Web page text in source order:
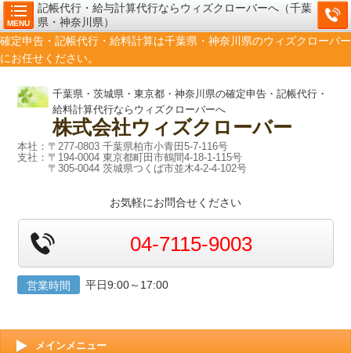
MENU
記帳代行・給与計算代行ならウィズクローバーへ（千葉
県・神奈川県）
確定申告・記帳代行・給料計算は千葉県・神奈川県のウィズクローバー
にお任せください。
千葉県・茨城県・東京都・神奈川県の確定申告・記帳代行・
給料計算代行ならウィズクローバーへ
株式会社ウィズクローバー
本社：〒277-0803 千葉県柏市小青田5-7-116号
支社：〒194-0004 東京都町田市鶴間4-18-1-115号
〒305-0044 茨城県つくば市並木4-2-4-102号
お気軽にお問合せください
04-7115-9003
営業時間 平日9:00～17:00
メインメニュー